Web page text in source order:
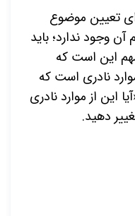
تعیین موضوع
وجود ندارد؛ باید
این است که
نادری است که
این از موارد نادری
دهید.